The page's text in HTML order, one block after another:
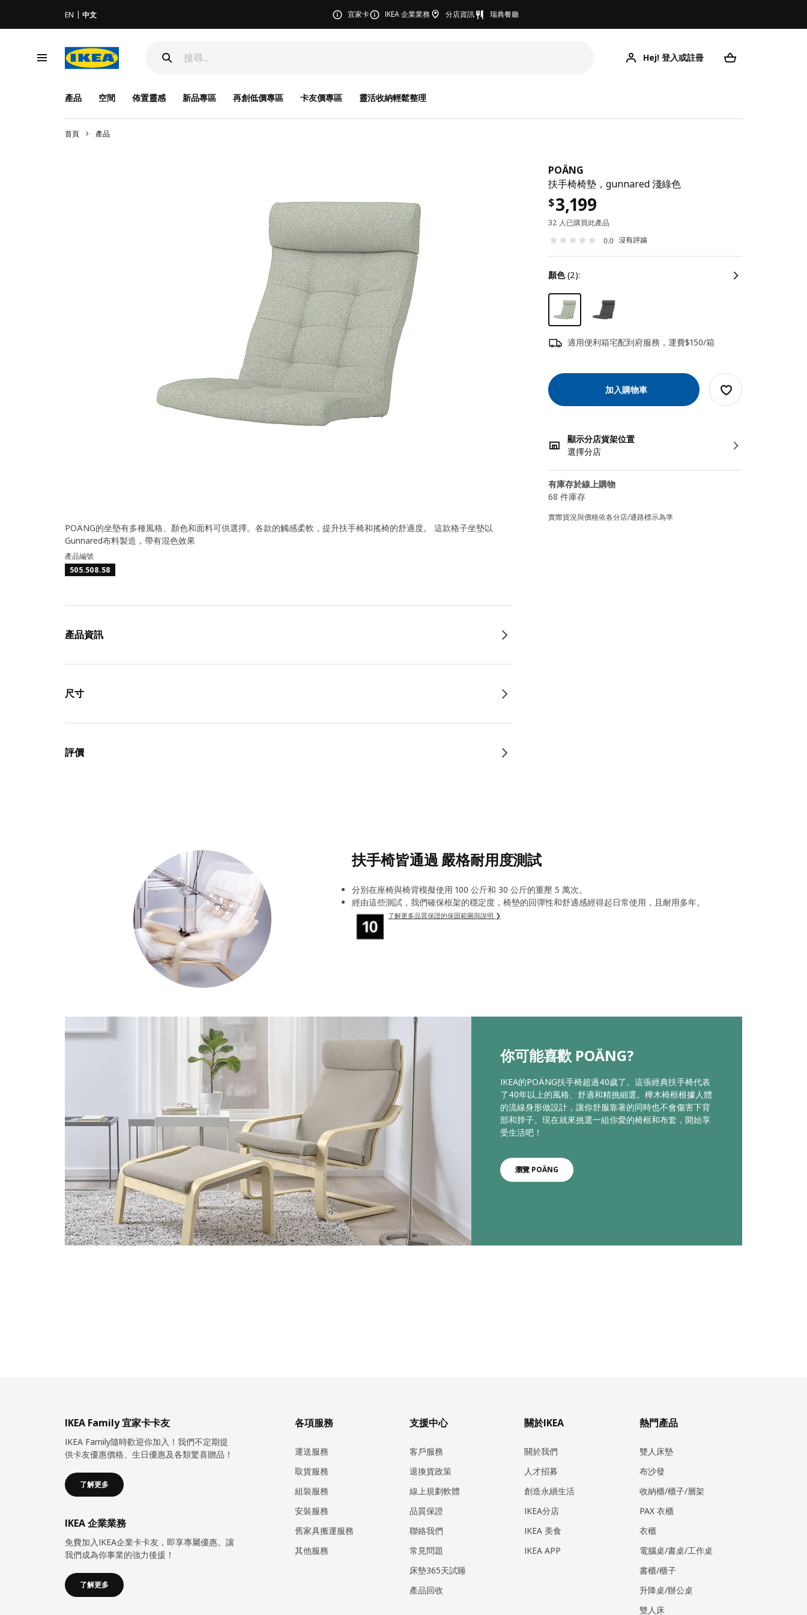
EN 中文 宜家卡 IKEA 企業業務 分店資訊 瑞典餐廳
Hej! 登入或註冊
產品 空間 佈置靈感 新品專區 再創低價專區 卡友價專區 靈活收納輕鬆整理
首頁 產品
POÄNG
扶手椅椅墊，gunnared 淺綠色
$3,199
32 人已購買此產品
0.0 沒有評論
顏色(2):
適用便利箱宅配到府服務，運費$150/箱
加入購物車
顯示分店貨架位置
選擇分店
有庫存於線上購物
68 件庫存
實際貨況與價格依各分店/通路標示為準
POÄNG的坐墊有多種風格、顏色和面料可供選擇。各款的觸感柔軟，提升扶手椅和搖椅的舒適度。 這款格子坐墊以
Gunnared布料製造，帶有混色效果
產品編號
505.508.58
產品資訊
尺寸
評價
扶手椅皆通過 嚴格耐用度測試
分別在座椅與椅背模擬使用 100 公斤和 30 公斤的重壓 5 萬次。
經由這些測試，我們確保框架的穩定度，椅墊的回彈性和舒適感經得起日常使用，且耐用多年。
了解更多品質保證的保固範圍與說明 ❯
你可能喜歡 POÄNG?
IKEA的POÄNG扶手椅超過40歲了。這張經典扶手椅代表
了40年以上的風格、舒適和精挑細選。樺木椅框根據人體
的流線身形做設計，讓你舒服靠著的同時也不會傷害下背
部和脖子。現在就來挑選一組你愛的椅框和布套，開始享
受生活吧！
瀏覽 POÄNG
IKEA Family 宜家卡卡友
IKEA Family隨時歡迎你加入！我們不定期提
供卡友優惠價格、生日優惠及各類驚喜贈品！
了解更多
IKEA 企業業務
免費加入IKEA企業卡卡友，即享專屬優惠。讓
我們成為你事業的強力後援！
了解更多
各項服務
運送服務
取貨服務
組裝服務
安裝服務
​舊家具搬運服務
其他服務
支援中心
客戶服務
退換貨政策
線上規劃軟體
品質保證
聯絡我們
常見問題
床墊365天試睡
產品回收
關於IKEA
關於我們
人才招募
創造永續生活
IKEA分店
IKEA 美食
IKEA APP
熱門產品
雙人床墊
布沙發
收納櫃/櫃子/層架
PAX 衣櫃
衣櫃
電腦桌/書桌/工作桌
書櫃/櫃子
升降桌/辦公桌
雙人床